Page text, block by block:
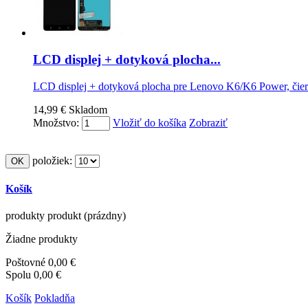
LCD displej + dotyková plocha...
LCD displej + dotyková plocha pre Lenovo K6/K6 Power,
14,99 € Skladom
Množstvo:
Vložiť do košíka Zobraziť
položiek:
Košík
produkty produkt (prázdny)
Žiadne produkty
Poštovné 0,00 €
Spolu 0,00 €
Košík Pokladňa